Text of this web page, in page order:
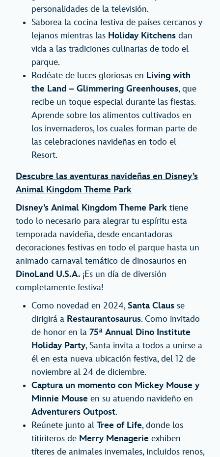
personalidades de la televisión.
Saborea la cocina festiva de países cercanos y
lejanos mientras las Holiday Kitchens dan
vida a las tradiciones culinarias de todo el
parque.
Rodéate de luces gloriosas en Living with
the Land – Glimmering Greenhouses, que
recibe un toque especial durante las fiestas.
Aprende sobre los alimentos cultivados en
los invernaderos, los cuales forman parte de
las celebraciones navideñas en todo el
Resort.
Descubre las aventuras navideñas en Disney’s
Animal Kingdom Theme Park
Disney’s Animal Kingdom Theme Park tiene
todo lo necesario para alegrar tu espíritu esta
temporada navideña, desde encantadoras
decoraciones festivas en todo el parque hasta un
animado carnaval temático de dinosaurios en
DinoLand U.S.A. ¡Es un día de diversión
completamente festiva!
Como novedad en 2024, Santa Claus se
dirigirá a Restaurantosaurus. Como invitado
de honor en la 75ª Annual Dino Institute
Holiday Party, Santa invita a todos a unirse a
él en esta nueva ubicación festiva, del 12 de
noviembre al 24 de diciembre.
Captura un momento con Mickey Mouse y
Minnie Mouse en su atuendo navideño en
Adventurers Outpost.
Reúnete junto al Tree of Life, donde los
titiriteros de Merry Menagerie exhiben
títeres de animales invernales, incluidos renos,